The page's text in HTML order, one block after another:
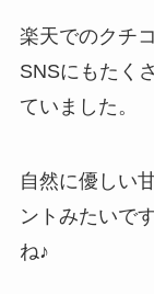
楽天でのクチ
SNSにもたく
ていました。
自然に優しい
ントみたいで
ね♪